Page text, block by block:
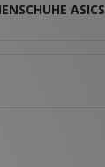
ASICS